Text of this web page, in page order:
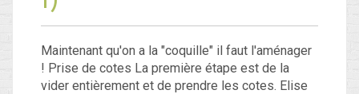
Flux des commentaires
Site de WordPress-FR
Maintenant qu'on a la "coquille" il faut l'aménager
! Prise de cotes La première étape est de la
vider entièrement et de prendre les cotes. Elise